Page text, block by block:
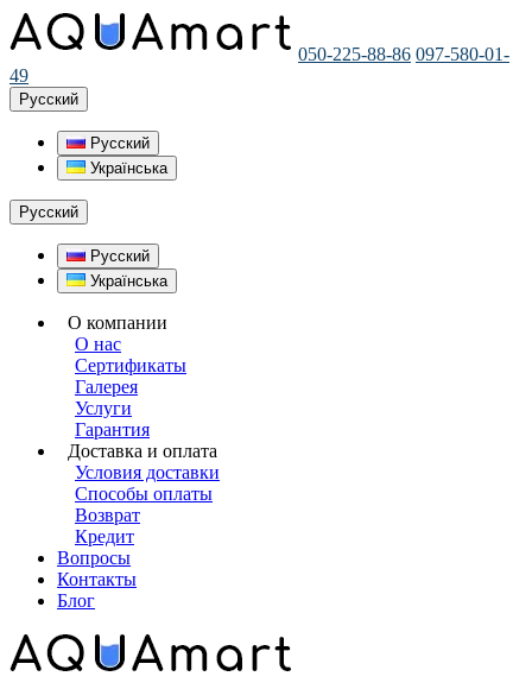
050-225-88-86 097-580-01-
49
Русский
Русский
Українська
Русский
Русский
Українська
О компании
О нас
Сертификаты
Галерея
Услуги
Гарантия
Доставка и оплата
Условия доставки
Способы оплаты
Возврат
Кредит
Вопросы
Контакты
Блог